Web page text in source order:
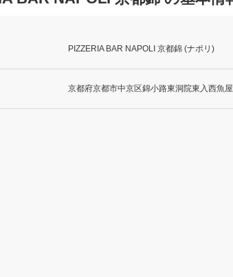
PIZZERIA BAR NAPOLI 京都錦 (ナポリ)
京都府京都市中京区錦小路東洞院東入西魚